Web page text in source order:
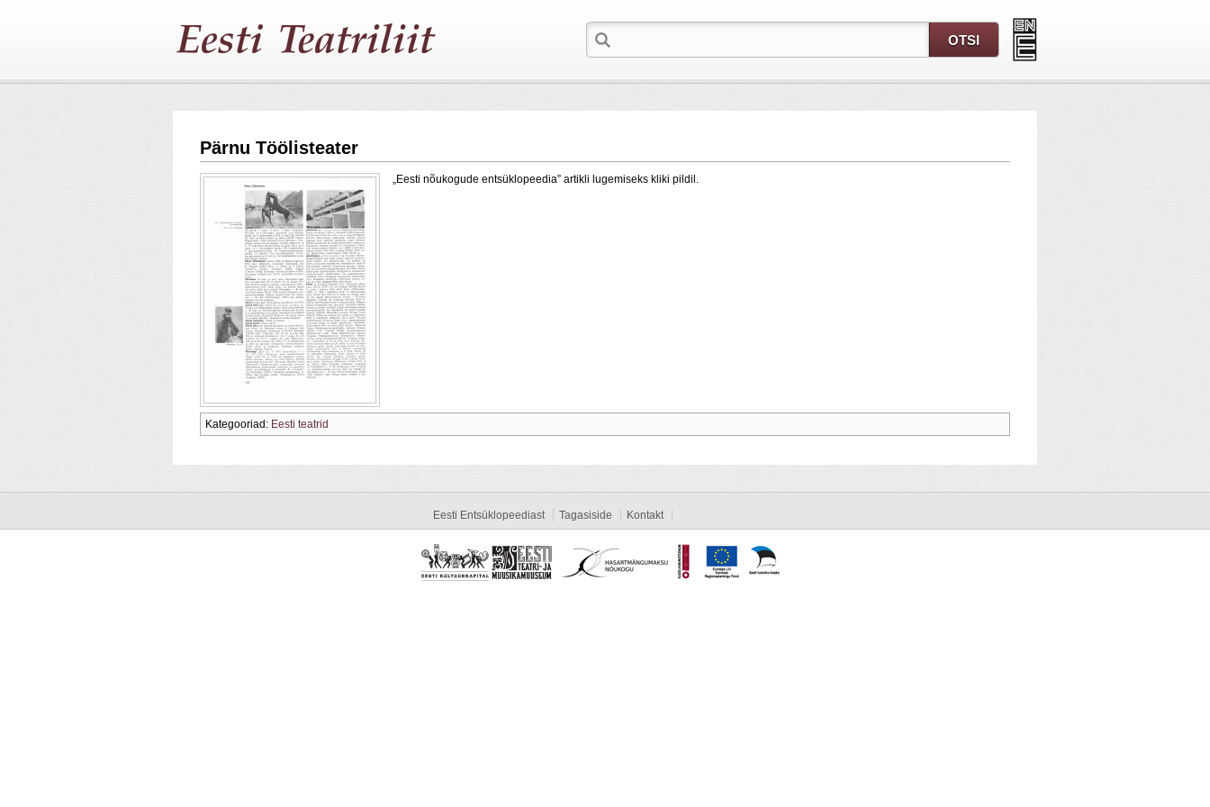
Pärnu Töölisteater
„Eesti nõukogude entsüklopeedia” artikli lugemiseks kliki pildil.
Kategooriad: Eesti teatrid
Eesti Entsüklopeediast Tagasiside Kontakt